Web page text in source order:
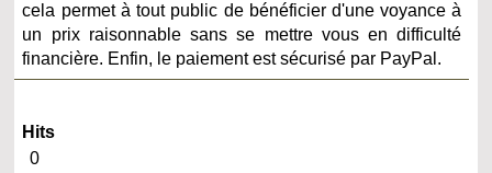
cela permet à tout public de bénéficier d'une voyance à
un prix raisonnable sans se mettre vous en difficulté
financière. Enfin, le paiement est sécurisé par PayPal.
Hits
0